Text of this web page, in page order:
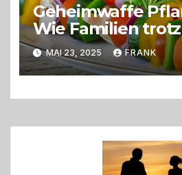
Geheimwaffe
Wie Familien
voll aufdrehen
MAI 23, 2025 FRANK